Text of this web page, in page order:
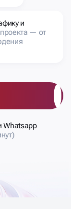
и
— от
Whatsapp